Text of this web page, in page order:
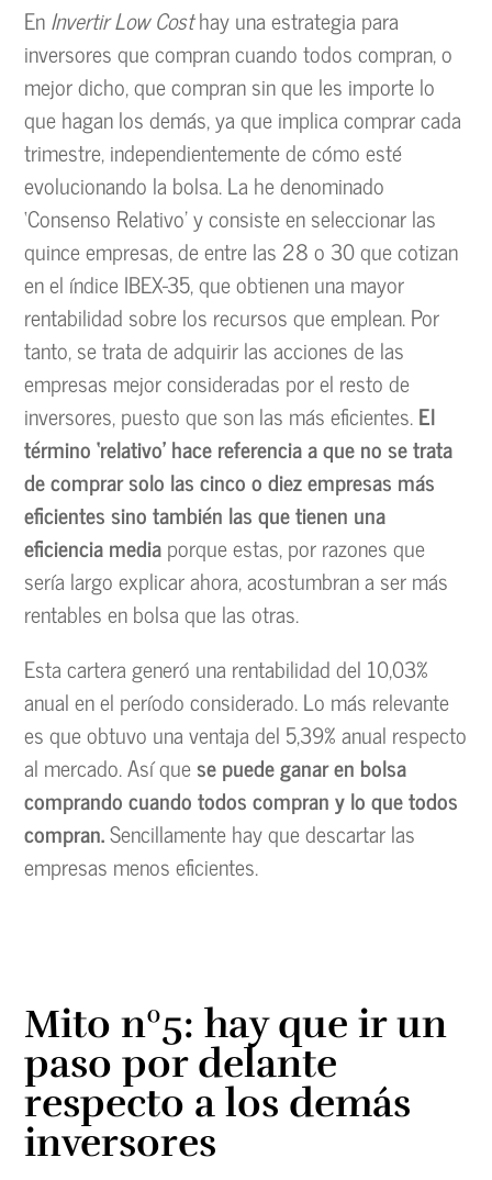
EnInvertir Low Costhay una estrategia para
inversores que compran cuando todos compran, o
mejor dicho, que compran sin que les importe lo
que hagan los demás, ya que implica comprar cada
trimestre, independientemente de cómo esté
evolucionando la bolsa. La he denominado
‘Consenso Relativo’ y consiste en seleccionar las
quince empresas, de entre las 28 o 30 que cotizan
en el índice IBEX-35, que obtienen una mayor
rentabilidad sobre los recursos que emplean. Por
tanto, se trata de adquirir las acciones de las
empresas mejor consideradas por el resto de
inversores, puesto que son las más eficientes.El
término ‘relativo’ hace referencia a que no se trata
de comprar solo las cinco o diez empresas más
eficientes sino también las que tienen una
eficiencia mediaporque estas, por razones que
sería largo explicar ahora, acostumbran a ser más
rentables en bolsa que las otras.
Esta cartera generó una rentabilidad del 10,03%
anual en el período considerado. Lo más relevante
es que obtuvo una ventaja del 5,39% anual respecto
al mercado. Así quese puede ganar en bolsa
comprando cuando todos compran y lo que todos
compran.Sencillamente hay que descartar las
empresas menos eficientes.
Mito nº5: hay que ir un
paso por delante
respecto a los demás
inversores